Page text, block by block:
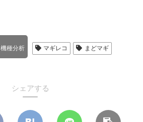
機種分析 マギレコ まどマギ
シェアする